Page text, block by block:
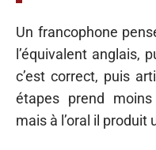
Un francophone
l’équivalent anglais,
c’est correct, puis
étapes prend moins
mais à l’oral il produit